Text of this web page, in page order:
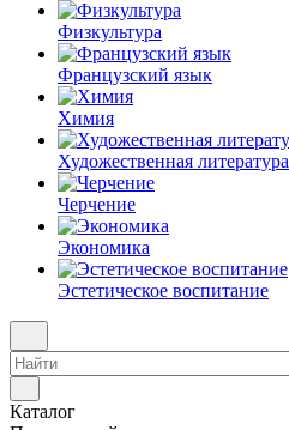
Физкультура
Французский язык
Химия
Художественная литература
Черчение
Экономика
Эстетическое воспитание
Каталог